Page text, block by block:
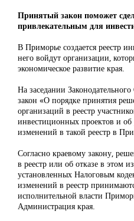
Принятый закон поможет
привлекательным для
В Приморье создается реестр
него войдут организации,
экономическое развитие края.
На заседании
закон «О порядке принятия
организаций в реестр
инвестиционных проектов и об
изменений в такой реестр в
Согласно краевому закону,
в реестр или об отказе в этом
установленных Налоговым
изменений в реестр
исполнительной власти
Администрация края.